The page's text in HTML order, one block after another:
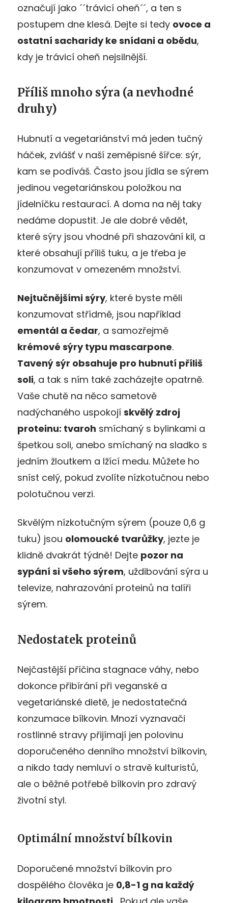
označují jako ´´trávicí oheň´´, a ten s
postupem dne klesá. Dejte si tedy ovoce a
ostatní sacharidy ke snídani a obědu,
kdy je trávicí oheň nejsilnější.
Příliš mnoho sýra (a nevhodné
druhy)
Hubnutí a vegetariánství má jeden tučný
háček, zvlášť v naší zeměpisné šířce: sýr,
kam se podíváš. Často jsou jídla se sýrem
jedinou vegetariánskou položkou na
jídelníčku restaurací. A doma na něj taky
nedáme dopustit. Je ale dobré vědět,
které sýry jsou vhodné při shazování kil, a
které obsahují příliš tuku, a je třeba je
konzumovat v omezeném množství.
Nejtučnějšími sýry, které byste měli
konzumovat střídmě, jsou například
ementál a čedar, a samozřejmě
krémové sýry typu mascarpone.
Tavený sýr obsahuje pro hubnutí příliš
soli, a tak s ním také zacházejte opatrně.
Vaše chutě na něco sametově
nadýchaného uspokojí skvělý zdroj
proteinu: tvaroh smíchaný s bylinkami a
špetkou soli, anebo smíchaný na sladko s
jedním žloutkem a lžící medu. Můžete ho
sníst celý, pokud zvolíte nízkotučnou nebo
polotučnou verzi.
Skvělým nízkotučným sýrem (pouze 0,6 g
tuku) jsou olomoucké tvarůžky, jezte je
klidně dvakrát týdně! Dejte pozor na
sypání si všeho sýrem, uždibování sýra u
televize, nahrazování proteinů na talíři
sýrem.
Nedostatek proteinů
Nejčastější příčina stagnace váhy, nebo
dokonce přibírání při veganské a
vegetariánské dietě, je nedostatečná
konzumace bílkovin. Mnozí vyznavači
rostlinné stravy přijímají jen polovinu
doporučeného denního množství bílkovin,
a nikdo tady nemluví o stravě kulturistů,
ale o běžné potřebě bílkovin pro zdravý
životní styl.
Optimální množství bílkovin
Doporučené množství bílkovin pro
dospělého člověka je 0,8-1 g na každý